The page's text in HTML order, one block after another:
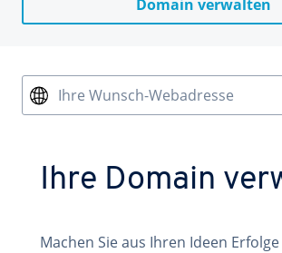
Domain verwalten
Ihre Wunsch-Webadresse
Ihre Domain
Machen Sie aus Ihren Ideen